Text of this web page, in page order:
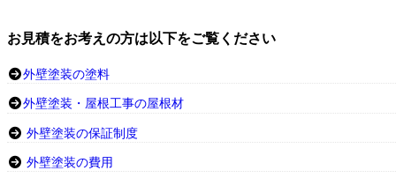
お見積をお考えの方は以下をご覧ください
外壁塗装の塗料
外壁塗装・屋根工事の屋根材
外壁塗装の保証制度
外壁塗装の費用